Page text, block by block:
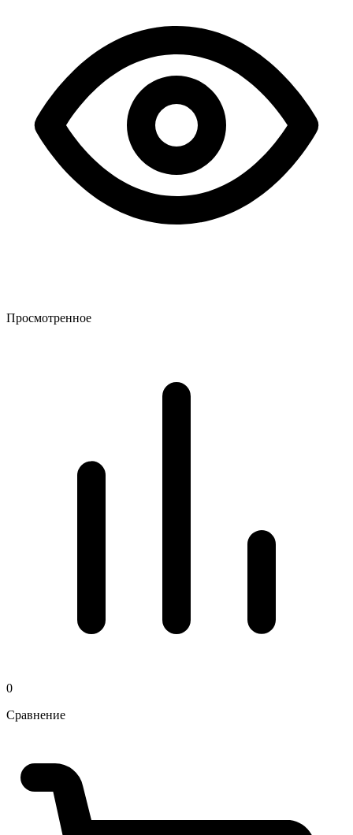
Просмотренное
0
Сравнение